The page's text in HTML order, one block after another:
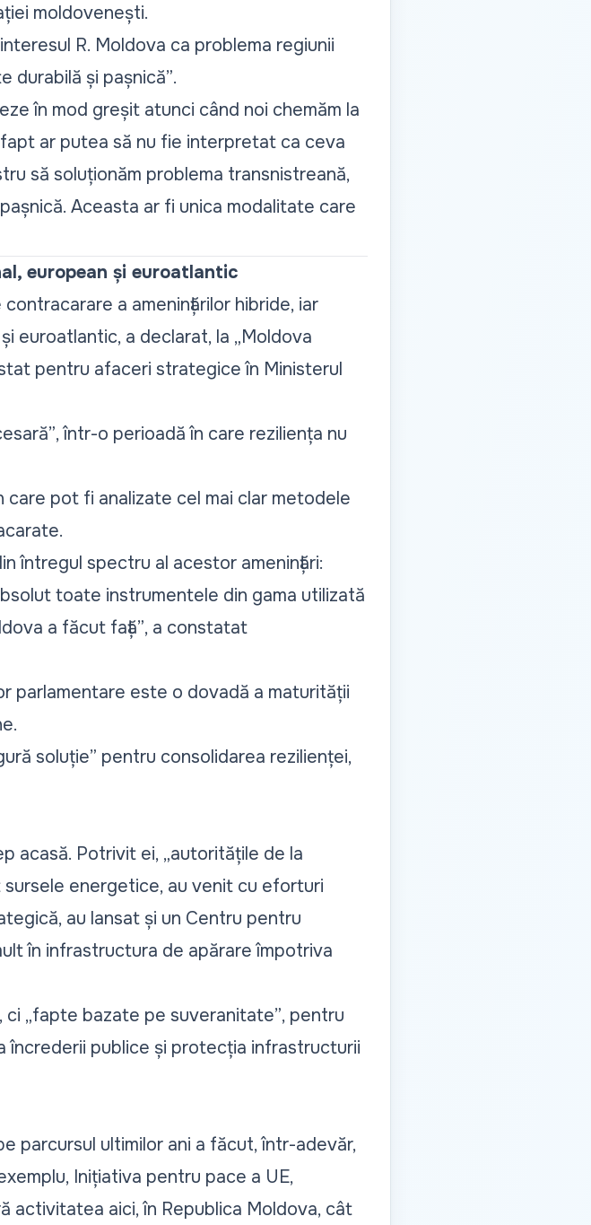
moldovenești.
R. Moldova ca problema regiunii
durabilă și pașnică”.
în mod greșit atunci când noi chemăm la
ar putea să nu fie interpretat ca ceva
să soluționăm problema transnistreană,
Aceasta ar fi unica modalitate care
european și euroatlantic
a amenințărilor hibride, iar
euroatlantic, a declarat, la „Moldova
pentru afaceri strategice în Ministerul
, într-o perioadă în care reziliența nu
care pot fi analizate cel mai clar metodele
întregul spectru al acestor amenințări:
toate instrumentele din gama utilizată
a făcut față”, a constatat
parlamentare este o dovadă a maturității
soluție” pentru consolidarea rezilienței,
acasă. Potrivit ei, „autoritățile de la
energetice, au venit cu eforturi
au lansat și un Centru pentru
în infrastructura de apărare împotriva
ci „fapte bazate pe suveranitate”, pentru
încrederii publice și protecția infrastructurii
parcursul ultimilor ani a făcut, într-adevăr,
Inițiativa pentru pace a UE,
activitatea aici, în Republica Moldova, cât